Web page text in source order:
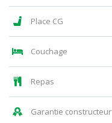
Place CG
Couchage
Repas
Garantie constructeur